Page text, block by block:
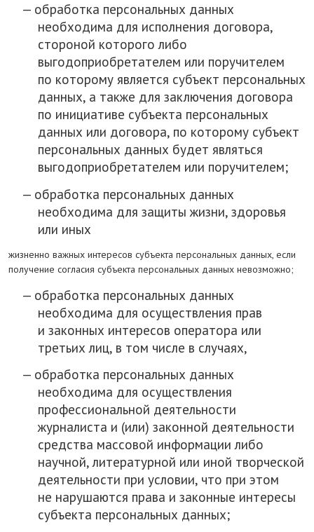
обработка персональных данных
необходима для исполнения договора,
стороной которого либо
выгодоприобретателем или поручителем
по которому является субъект персональных
данных, а также для заключения договора
по инициативе субъекта персональных
данных или договора, по которому субъект
персональных данных будет являться
выгодоприобретателем или поручителем;
обработка персональных данных
необходима для защиты жизни, здоровья
или иных
жизненно важных интересов субъекта персональных данных, если
получение согласия субъекта персональных данных невозможно;
обработка персональных данных
необходима для осуществления прав
и законных интересов оператора или
третьих лиц, в том числе в случаях,
обработка персональных данных
необходима для осуществления
профессиональной деятельности
журналиста и (или) законной деятельности
средства массовой информации либо
научной, литературной или иной творческой
деятельности при условии, что при этом
не нарушаются права и законные интересы
субъекта персональных данных;